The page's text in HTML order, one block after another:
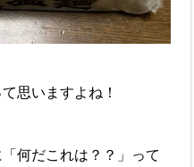
思いますよね！
何だこれは？？」って